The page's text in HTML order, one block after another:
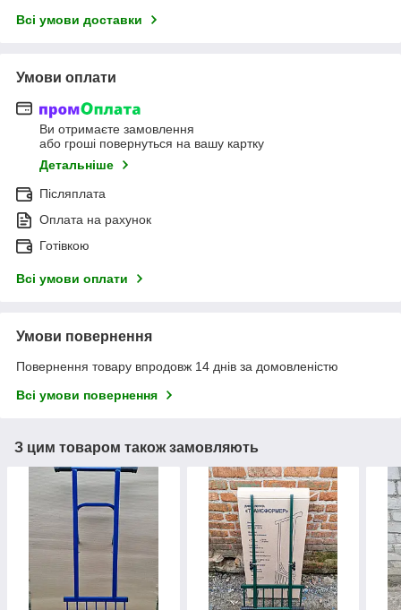
Всі умови доставки
Умови оплати
Ви отримаєте замовлення
або гроші повернуться на вашу картку
Детальніше
Післяплата
Оплата на рахунок
Готівкою
Всі умови оплати
Умови повернення
Повернення товару впродовж 14 днів за домовленістю
Всі умови повернення
З цим товаром також замовляють